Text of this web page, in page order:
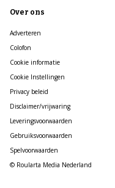
Over ons
Adverteren
Colofon
Cookie informatie
Cookie Instellingen
Privacy beleid
Disclaimer/vrijwaring
Leveringsvoorwaarden
Gebruiksvoorwaarden
Spelvoorwaarden
© Roularta Media Nederland